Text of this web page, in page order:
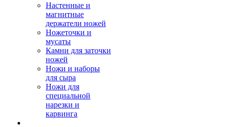
Настенные и
магнитные
держатели ножей
Ножеточки и
мусаты
Камни для заточки
ножей
Ножи и наборы
для сыра
Ножи для
специальной
нарезки и
карвинга